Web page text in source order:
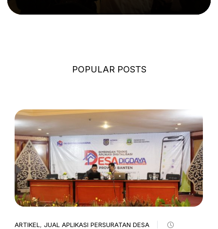
POPULAR POSTS
ARTIKEL , JUAL APLIKASI PERSURATAN DESA